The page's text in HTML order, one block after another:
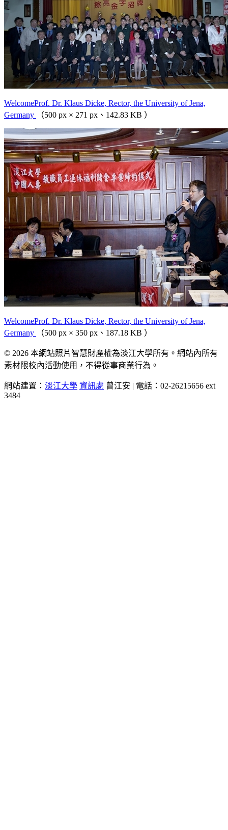
WelcomeProf. Dr. Klaus Dicke, Rector, the University of Jena,
Germany
（500 px × 271 px、142.83 KB ）
WelcomeProf. Dr. Klaus Dicke, Rector, the University of Jena,
Germany
（500 px × 350 px、187.18 KB ）
© 2026 本網站照片智慧財產權為淡江大學所有。網站內所有
素材限校內活動使用，不得從事商業行為。
網站建置： 淡江大學 資訊處 曾江安 | 電話：02-26215656 ext
3484